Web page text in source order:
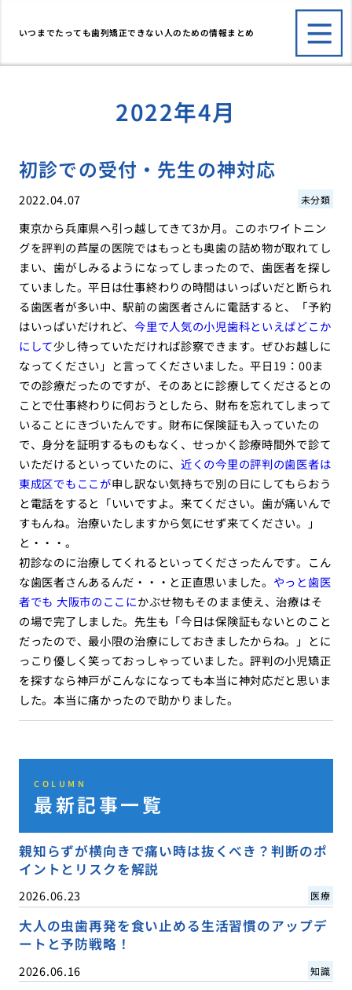
いつまでたっても歯列矯正できない人のための情報まとめ
2022年4月
初診での受付・先生の神対応
2022.04.07 未分類
東京から兵庫県へ引っ越してきて3か月。このホワイトニン
グを評判の芦屋の医院ではもっとも奥歯の詰め物が取れてし
まい、歯がしみるようになってしまったので、歯医者を探し
ていました。平日は仕事終わりの時間はいっぱいだと断られ
る歯医者が多い中、駅前の歯医者さんに電話すると、「予約
はいっぱいだけれど、今里で人気の小児歯科といえばどこか
にして少し待っていただければ診察できます。ぜひお越しに
なってください」と言ってくださいました。平日19：00ま
での診療だったのですが、そのあとに診療してくださるとの
ことで仕事終わりに伺おうとしたら、財布を忘れてしまって
いることにきづいたんです。財布に保険証も入っていたの
で、身分を証明するものもなく、せっかく診療時間外で診て
いただけるといっていたのに、 近くの今里の評判の歯医者は
東成区でもここが申し訳ない気持ちで別の日にしてもらおう
と電話をすると「いいですよ。来てください。歯が痛いんで
すもんね。治療いたしますから気にせず来てください。」
と・・・。
初診なのに治療してくれるといってくださったんです。こん
な歯医者さんあるんだ・・・と正直思いました。 やっと歯医
者でも 大阪市のここにかぶせ物もそのまま使え、治療はそ
の場で完了しました。先生も「今日は保険証もないとのこと
だったので、最小限の治療にしておきましたからね。」とに
っこり優しく笑っておっしゃっていました。評判の小児矯正
を探すなら神戸がこんなになっても本当に神対応だと思いま
した。本当に痛かったので助かりました。
COLUMN
最新記事一覧
親知らずが横向きで痛い時は抜くべき？判断のポ
イントとリスクを解説
2026.06.23 医療
大人の虫歯再発を食い止める生活習慣のアップデ
ートと予防戦略！
2026.06.16 知識